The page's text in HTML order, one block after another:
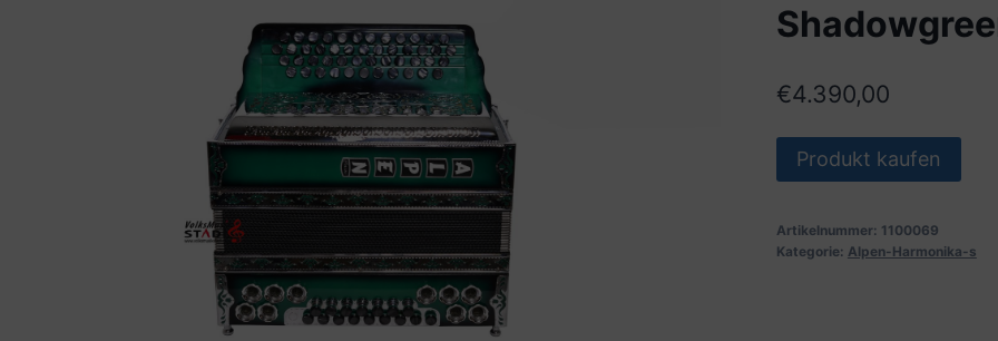
€4.390,00
Produkt kaufen
Artikelnummer: 1100069
Kategorie: Alpen-Harmonika-s